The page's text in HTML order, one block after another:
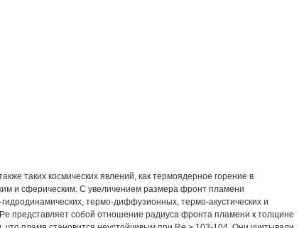
таких космических явлений, как термоядерное горение в
и сферическим. С увеличением размера фронт пламени
термо-диффузионных, термо-акустических и
представляет собой отношение радиуса фронта пламени к толщине